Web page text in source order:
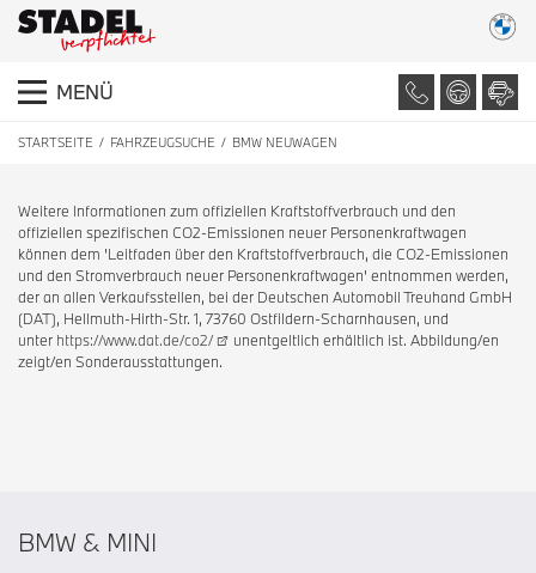
MENÜ
STARTSEITE FAHRZEUGSUCHE BMW NEUWAGEN
Weitere Informationen zum offiziellen Kraftstoffverbrauch und den
offiziellen spezifischen CO2-Emissionen neuer Personenkraftwagen
können dem 'Leitfaden über den Kraftstoffverbrauch, die CO2-Emissionen
und den Stromverbrauch neuer Personenkraftwagen' entnommen werden,
der an allen Verkaufsstellen, bei der Deutschen Automobil Treuhand GmbH
(DAT), Hellmuth-Hirth-Str. 1, 73760 Ostfildern-Scharnhausen, und
unter https://www.dat.de/co2/
unentgeltlich erhältlich ist. Abbildung/en
zeigt/en Sonderausstattungen.
BMW & MINI